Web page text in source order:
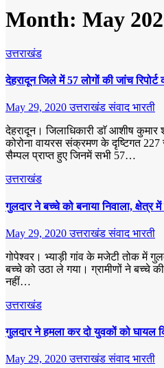
Month: May
उत्तराखंड
देहरादून जिले में 57 लोगों की जांच रिपोर्ट
May 29, 2020उत्तराखंड संवाद भारती
देहरादून। जिलाधिकारी डाॅ आशीष
कोरोना वायरस संक्रमण के दृष्टिगत
सैम्पल प्राप्त हुए जिनमें सभी 57…
उत्तराखंड
गुलदार ने बच्चे को बनाया निवाला, क्षेत्र
May 29, 2020उत्तराखंड संवाद भारती
गोपेश्वर। भ्याड़ी गांव के मजेटी तोक में
बच्चे को उठा ले गया। ग्रामीणों ने बच्चे
नहीं…
उत्तराखंड
गुलदार ने हमला कर दो युवकों को घायल
May 29, 2020उत्तराखंड संवाद भारती